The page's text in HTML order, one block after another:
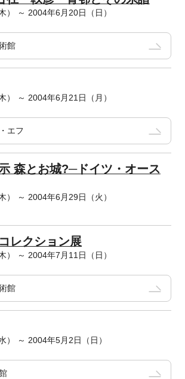
） ～ 2004年6月20日（日）
館
） ～ 2004年6月21日（月）
エフ
森とお城?─ドイツ・オース
） ～ 2004年6月29日（火）
レクション展
） ～ 2004年7月11日（日）
館
） ～ 2004年5月2日（日）